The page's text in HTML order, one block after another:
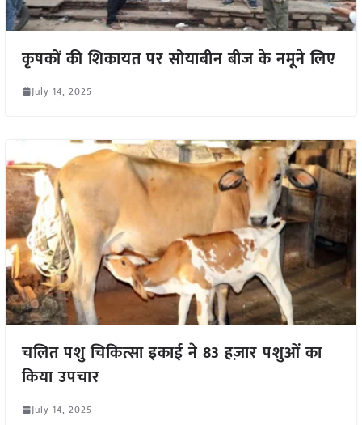
कृषकों की शिकायत पर सोयाबीन बीज के नमूने लिए
July 14, 2025
चलित पशु चिकित्सा इकाई ने 83 हज़ार पशुओं का
किया उपचार
July 14, 2025